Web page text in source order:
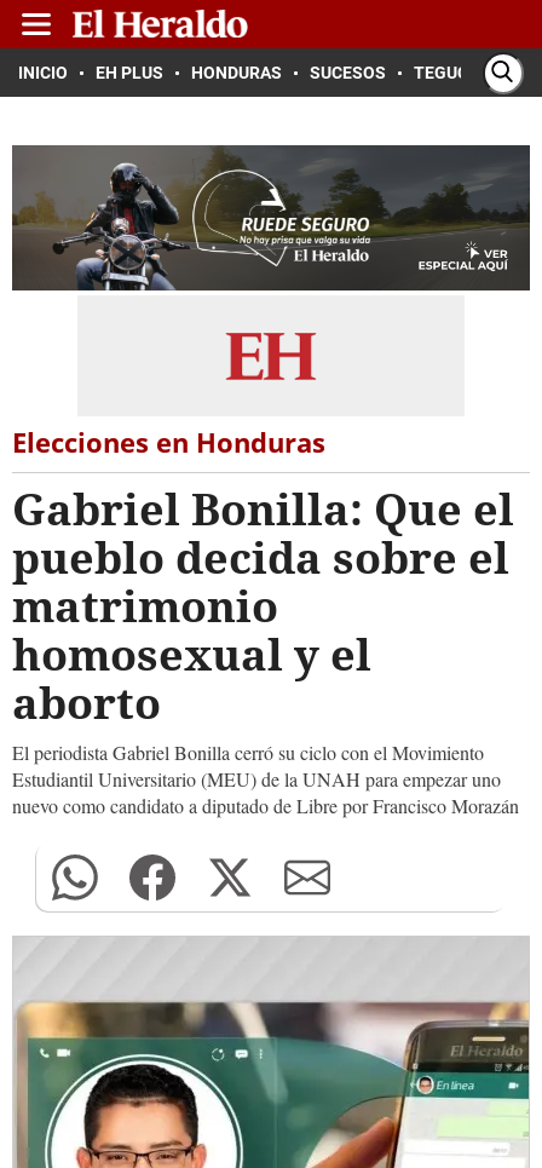
INICIO EH PLUS HONDURAS SUCESOS TEGUCIGALPA
Elecciones en Honduras
Gabriel Bonilla: Que el
pueblo decida sobre el
matrimonio
homosexual y el
aborto
El periodista Gabriel Bonilla cerró su ciclo con el Movimiento
Estudiantil Universitario (MEU) de la UNAH para empezar uno
nuevo como candidato a diputado de Libre por Francisco Morazán